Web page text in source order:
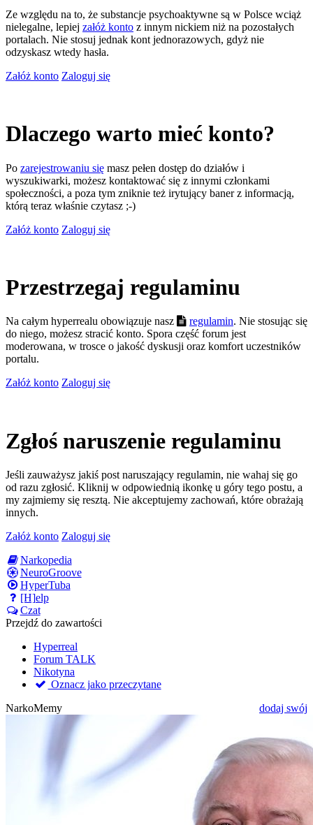
Ze względu na to, że substancje psychoaktywne są w Polsce wciąż
nielegalne, lepiej załóż konto z innym nickiem niż na pozostałych
portalach. Nie stosuj jednak kont jednorazowych, gdyż nie
odzyskasz wtedy hasła.
Załóż konto Zaloguj się
Dlaczego warto mieć konto?
Po zarejestrowaniu się masz pełen dostęp do działów i
wyszukiwarki, możesz kontaktować się z innymi członkami
społeczności, a poza tym zniknie też irytujący baner z informacją,
którą teraz właśnie czytasz ;-)
Załóż konto Zaloguj się
Przestrzegaj regulaminu
Na całym hyperrealu obowiązuje nasz regulamin. Nie stosując się
do niego, możesz stracić konto. Spora część forum jest
moderowana, w trosce o jakość dyskusji oraz komfort uczestników
portalu.
Załóż konto Zaloguj się
Zgłoś naruszenie regulaminu
Jeśli zauważysz jakiś post naruszający regulamin, nie wahaj się go
od razu zgłosić. Kliknij w odpowiednią ikonkę u góry tego postu, a
my zajmiemy się resztą. Nie akceptujemy zachowań, które obrażają
innych.
Załóż konto Zaloguj się
Narkopedia
NeuroGroove
HyperTuba
[H]elp
Czat
Przejdź do zawartości
Hyperreal
Forum TALK
Nikotyna
Oznacz jako przeczytane
NarkoMemy
dodaj swój